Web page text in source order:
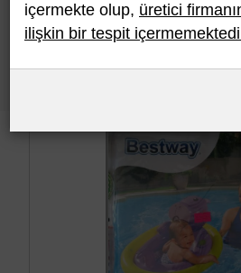
Son 10 Bildirim En
içermekte olup, üretici
ilişkin bir tespit